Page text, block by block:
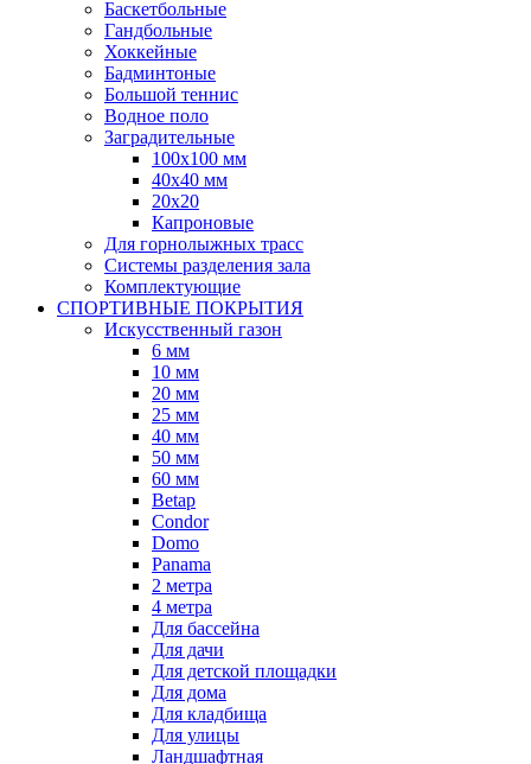
Баскетбольные
Гандбольные
Хоккейные
Бадминтоные
Большой теннис
Водное поло
Заградительные
100х100 мм
40х40 мм
20х20
Капроновые
Для горнолыжных трасс
Системы разделения зала
Комплектующие
СПОРТИВНЫЕ ПОКРЫТИЯ
Искусственный газон
6 мм
10 мм
20 мм
25 мм
40 мм
50 мм
60 мм
Betap
Condor
Domo
Panama
2 метра
4 метра
Для бассейна
Для дачи
Для детской площадки
Для дома
Для кладбища
Для улицы
Ландшафтная